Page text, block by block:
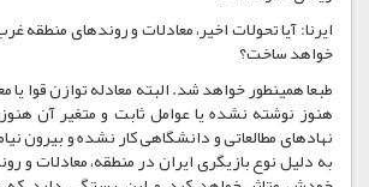
ایرنا: آیا تحولات اخیر، معادلات و روندهای منطقه
خواهد ساخت؟
طبعا همینطور خواهد شد. البته معادله توازن قوا یا
هنوز نوشته نشده یا عوامل ثابت و متغیر آن
نهادهای مطالعاتی و دانشگاهی کار نشده و بیرون
به دلیل نوع بازیگری ایران در منطقه، معادلات و